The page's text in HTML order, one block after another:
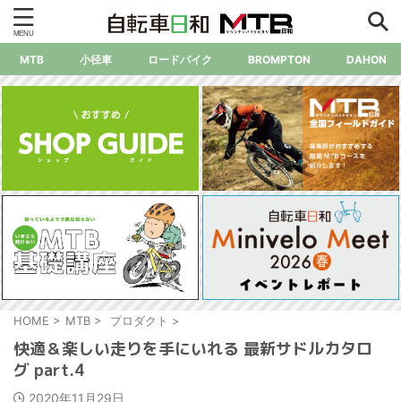
MTB 小径車 ロードバイク BROMPTON DAHON
HOME > MTB > プロダクト >
快適＆楽しい走りを手にいれる 最新サドルカタロ
グ part.4
2020年11月29日